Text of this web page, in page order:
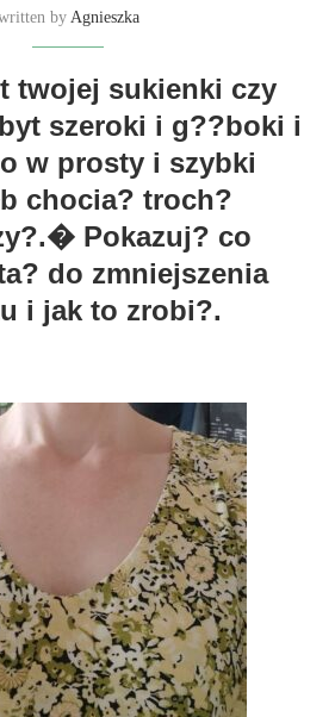
by Agnieszka
twojej sukienki czy
szeroki i g??boki i
w prosty i szybki
chocia? troch?
Pokazuj? co
do zmniejszenia
i jak to zrobi?.